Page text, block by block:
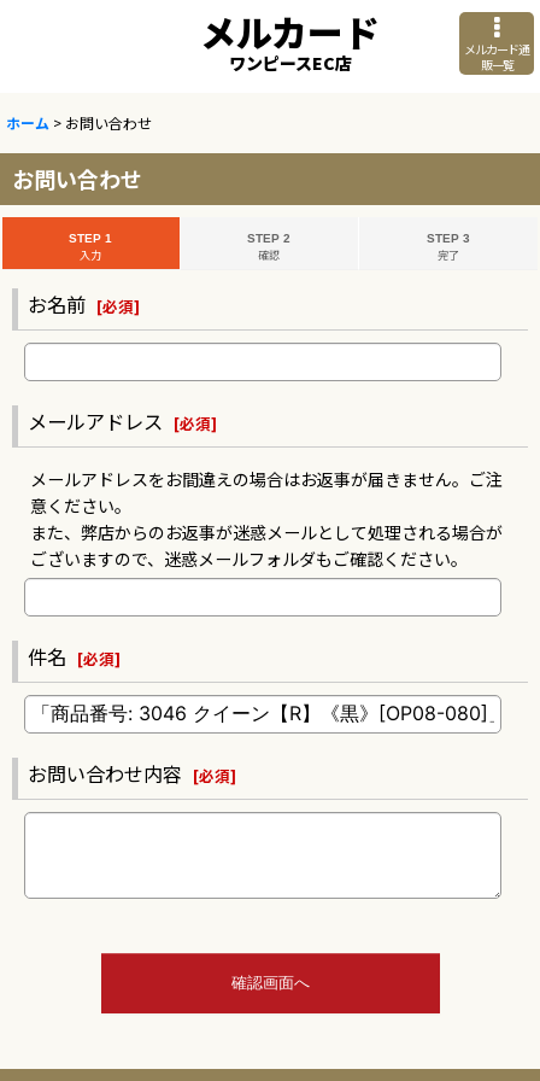
メルカード
ワンピースEC店
メルカード通
販一覧
ホーム > お問い合わせ
お問い合わせ
STEP 1
入力
STEP 2
確認
STEP 3
完了
お名前 [必須]
メールアドレス [必須]
メールアドレスをお間違えの場合はお返事が届きません。ご注
意ください。
また、弊店からのお返事が迷惑メールとして処理される場合が
ございますので、迷惑メールフォルダもご確認ください。
件名 [必須]
お問い合わせ内容 [必須]
確認画面へ